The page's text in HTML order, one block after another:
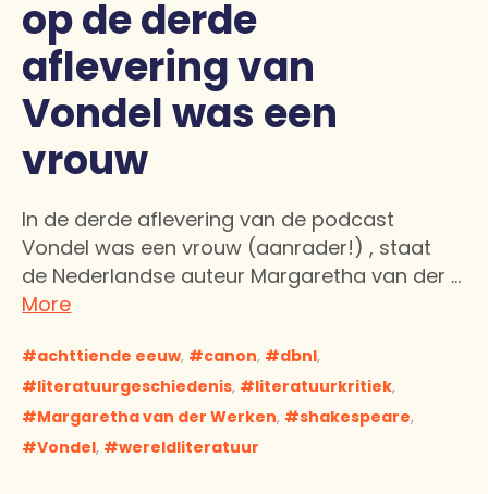
op de derde
aflevering van
Vondel was een
vrouw
In de derde aflevering van de podcast
Vondel was een vrouw (aanrader!) , staat
de Nederlandse auteur Margaretha van der …
More
achttiende eeuw, canon, dbnl,
literatuurgeschiedenis, literatuurkritiek,
Margaretha van der Werken, shakespeare,
Vondel, wereldliteratuur